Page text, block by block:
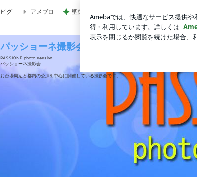
ピグ アメブロ 聖徳太子になりたいと思う夏休み
パッショーネ撮影会
PASSIONE photo session
パッショーネ撮影会
お台場周辺と都内の公演を中心に開催している撮影会です。